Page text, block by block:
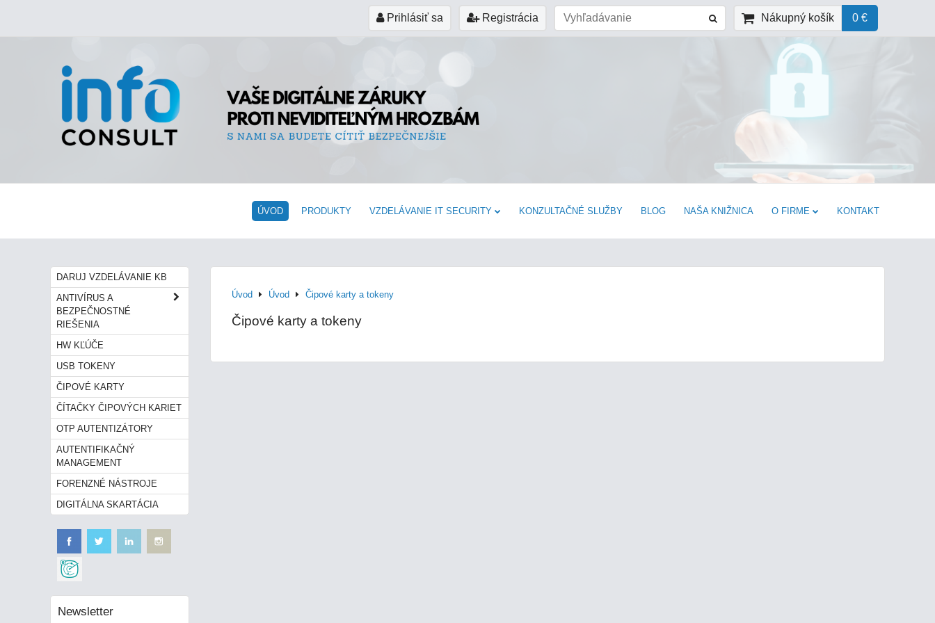
Prihlásiť sa Registrácia Nákupný košík 0 €
ÚVOD PRODUKTY VZDELÁVANIE IT SECURITY KONZULTAČNÉ SLUŽBY BLOG NAŠA KNIŽNICA O FIRME KONTAKT
Úvod Úvod Čipové karty a tokeny
Čipové karty a tokeny
DARUJ VZDELÁVANIE KB
ANTIVÍRUS A
BEZPEČNOSTNÉ
RIEŠENIA
HW KĽÚČE
USB TOKENY
ČIPOVÉ KARTY
ČÍTAČKY ČIPOVÝCH KARIET
OTP AUTENTIZÁTORY
AUTENTIFIKAČNÝ
MANAGEMENT
FORENZNÉ NÁSTROJE
DIGITÁLNA SKARTÁCIA
Newsletter